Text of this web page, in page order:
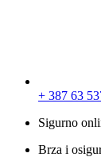
+ 387 63
Sigurno
Brza i